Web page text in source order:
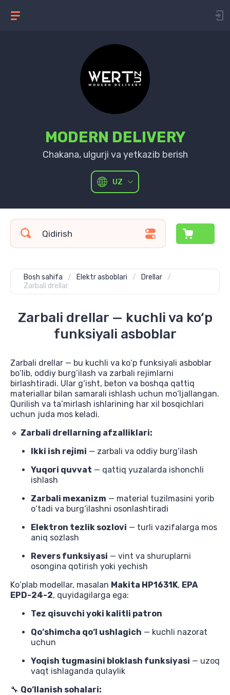
MODERN DELIVERY
Chakana, ulgurji va yetkazib berish
UZ
Bosh sahifa / Elektr asboblari / Drellar
/
Zarbali drellar
Zarbali drellar — kuchli va ko‘p
funksiyali asboblar
Zarbali drellar — bu kuchli va ko‘p funksiyali asboblar
bo‘lib, oddiy burg‘ilash va zarbali rejimlarni
birlashtiradi. Ular g‘isht, beton va boshqa qattiq
materiallar bilan samarali ishlash uchun mo‘ljallangan.
Qurilish va ta’mirlash ishlarining har xil bosqichlari
uchun juda mos keladi.
🔹 Zarbali drellarning afzalliklari:
Ikki ish rejimi — zarbali va oddiy burg‘ilash
Yuqori quvvat — qattiq yuzalarda ishonchli
ishlash
Zarbali mexanizm — material tuzilmasini yorib
o‘tadi va burg‘ilashni osonlashtiradi
Elektron tezlik sozlovi — turli vazifalarga mos
aniq sozlash
Revers funksiyasi — vint va shuruplarni
osongina qotirish yoki yechish
Ko‘plab modellar, masalan Makita HP1631K, EPA
EPD-24-2, quyidagilarga ega:
Tez qisuvchi yoki kalitli patron
Qo‘shimcha qo‘l ushlagich — kuchli nazorat
uchun
Yoqish tugmasini bloklash funksiyasi — uzoq
vaqt ishlaganda qulaylik
🔧 Qo‘llanish sohalari: